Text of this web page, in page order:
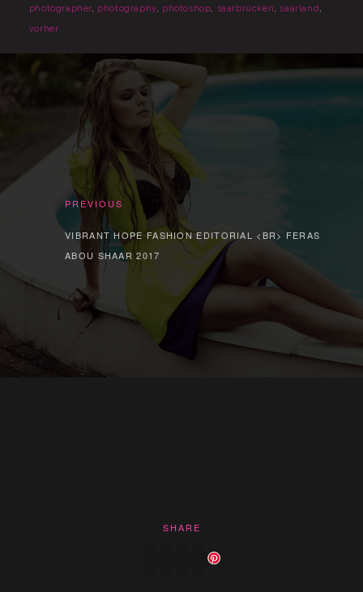
photographer, photography, photoshop, saarbrücken, saarland,
vorher
PREVIOUS
VIBRANT HOPE FASHION EDITORIAL <BR> FERAS
ABOU SHAAR 2017
SHARE